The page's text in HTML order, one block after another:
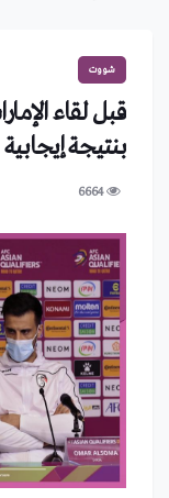
شووت
قبل لقاء
بنتيجة إيجابية
6664